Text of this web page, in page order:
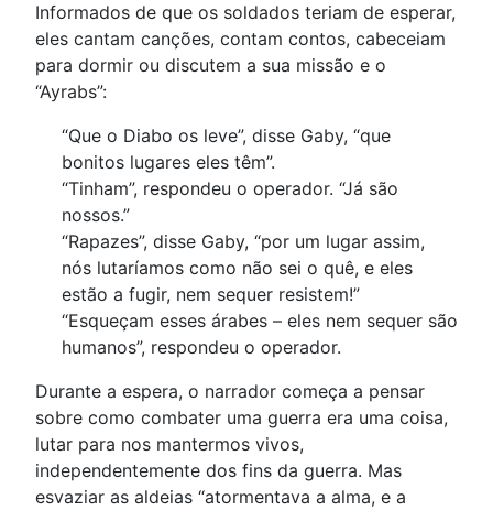
Informados de que os soldados teriam de esperar,
eles cantam canções, contam contos, cabeceiam
para dormir ou discutem a sua missão e o
“Ayrabs”:
“Que o Diabo os leve”, disse Gaby, “que
bonitos lugares eles têm”.
“Tinham”, respondeu o operador. “Já são
nossos.”
“Rapazes”, disse Gaby, “por um lugar assim,
nós lutaríamos como não sei o quê, e eles
estão a fugir, nem sequer resistem!”
“Esqueçam esses árabes – eles nem sequer são
humanos”, respondeu o operador.
Durante a espera, o narrador começa a pensar
sobre como combater uma guerra era uma coisa,
lutar para nos mantermos vivos,
independentemente dos fins da guerra. Mas
esvaziar as aldeias “atormentava a alma, e a